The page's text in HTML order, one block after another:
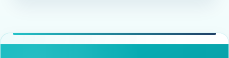
powstaje w wyniku wibracji tkanek…